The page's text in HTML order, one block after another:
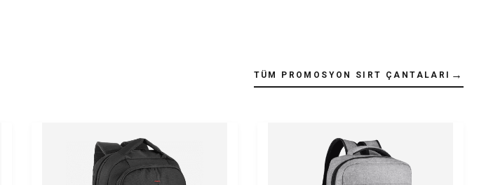
TÜM PROMOSYON SIRT ÇANTALARI →